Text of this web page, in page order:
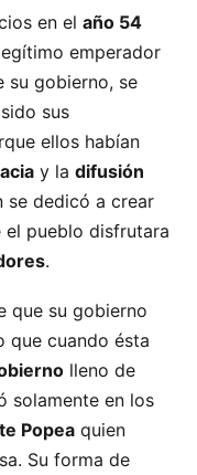
en el año 54
emperador
su gobierno, se
sus
ellos habían
y la difusión
se dedicó a crear
el pueblo disfrutara
.
que su gobierno
que cuando ésta
lleno de
solamente en los
Popea quien
Su forma de